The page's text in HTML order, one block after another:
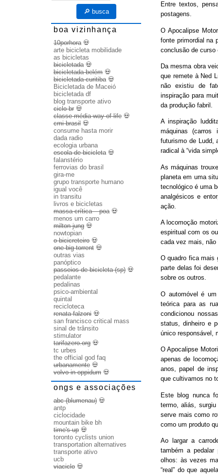
Entre textos,
postagens.
O Apocalipse
fonte primordial na
conclusão de curso
Da mesma obra
que remete à Ned
não existiu de
inspiração para
da produção fabril.
A inspiração
máquinas (carros
futurismo de Ludd,
radical à “vida
As máquinas
planeta em uma
tecnológico é uma
analgésicos e
ação.
A locomoção
espiritual com os
cada vez mais,
O quadro fica mais
parte delas foi
sobre os outros.
O automóvel é
teórica para as
condicionou
status, dinheiro e
único responsável,
O Apocalipse
apenas de
anos, papel de
que cultivamos no
Este blog nunca
termo, aliás,
serve mais como
como um produto
Ao largar a
também a pedalar
olhos: às vezes
“real” do que
🔎 busca
boa vizinhança
10porhora💀
arte bicicleta mobilidade
as bicicletas
bicicletada💀
bicicletada belém 💀
bicicletada curitiba💀
Bicicletada de Maceió
bicicletada df
blog transporte ativo
ciclo br 💀
classe média way of life 💀
cmi brasil 💀
consume hasta morir
dada radio
ecologia urbana
escola de bicicleta💀
falanstério
ferrovias do brasil
gira-me
grupo transporte humano
igual você
in transitu
livros e bicicletas
massa crítica – poa💀
menos um carro
milton jung 💀
nowtopian
o bicicreteiro 💀
one big torrent 💀
outras vias
panóptico
passeios de bicicleta (sp) 💀
pedalante
pedalinas
psico-ambiental
quintal
recicloteca
renata falzoni 💀
san francisco critical mass
sinal de trânsito
stimulator
tarifazero.org 💀
tc urbes
the official god faq
urbanamente 💀
volvo in oppidum 💀
ongs e associações
abc (blumenau) 💀
antp
ciclocidade
mountain bike bh
time's up 💀
toronto cyclists union
transportation alternatives
transporte ativo
ucb
viaciclo 💀